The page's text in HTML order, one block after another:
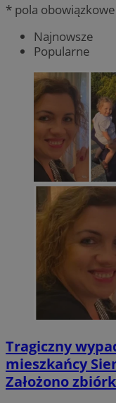
* pola obowiązkowe
Najnowsze
Popularne
Tragiczny
mieszkańcy
Założono